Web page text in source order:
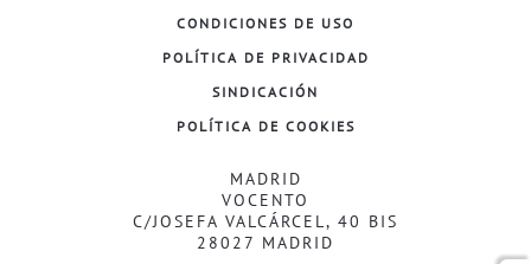
CONDICIONES DE USO
POLÍTICA DE PRIVACIDAD
SINDICACIÓN
POLÍTICA DE COOKIES
MADRID
VOCENTO
C/JOSEFA VALCÁRCEL, 40 BIS
28027 MADRID